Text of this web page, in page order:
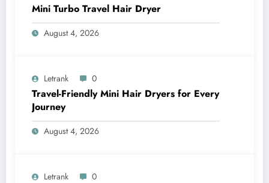
Mini Turbo Travel Hair Dryer
August 4, 2026
Letrank 0
Travel-Friendly Mini Hair Dryers for Every
Journey
August 4, 2026
Letrank 0